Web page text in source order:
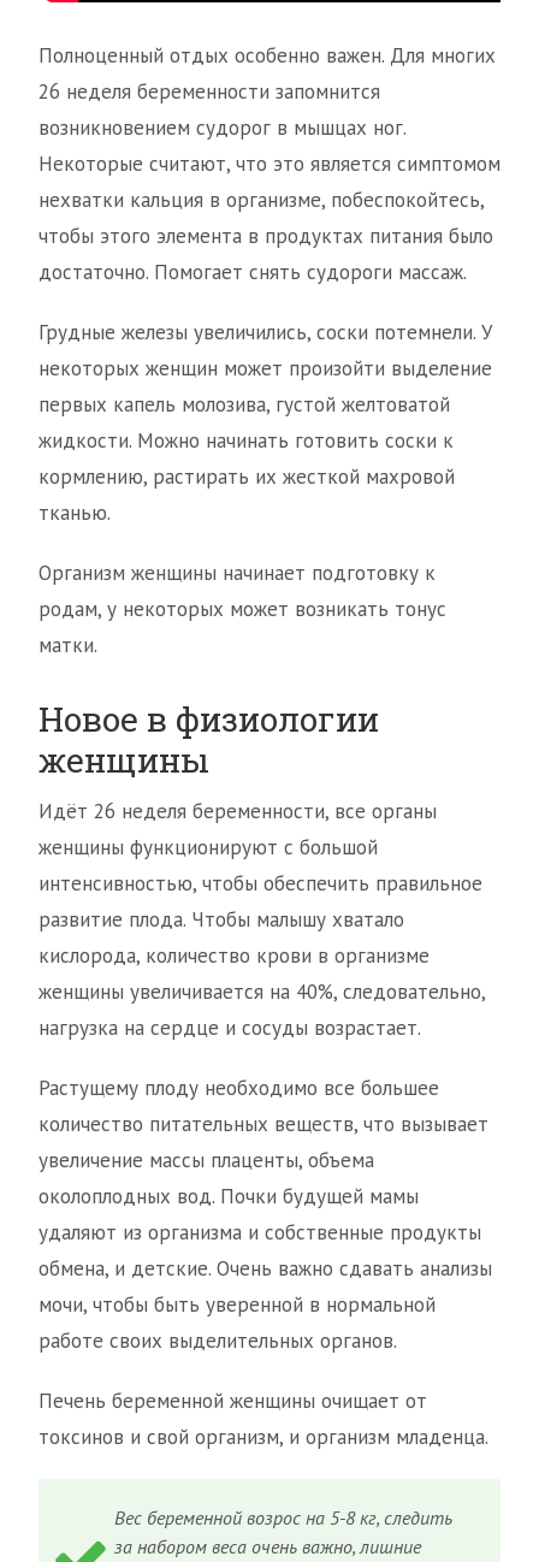
Полноценный отдых особенно важен. Для многих
26 неделя беременности запомнится
возникновением судорог в мышцах ног.
Некоторые считают, что это является симптомом
нехватки кальция в организме, побеспокойтесь,
чтобы этого элемента в продуктах питания было
достаточно. Помогает снять судороги массаж.
Грудные железы увеличились, соски потемнели. У
некоторых женщин может произойти выделение
первых капель молозива, густой желтоватой
жидкости. Можно начинать готовить соски к
кормлению, растирать их жесткой махровой
тканью.
Организм женщины начинает подготовку к
родам, у некоторых может возникать тонус
матки.
Новое в физиологии
женщины
Идёт 26 неделя беременности, все органы
женщины функционируют с большой
интенсивностью, чтобы обеспечить правильное
развитие плода. Чтобы малышу хватало
кислорода, количество крови в организме
женщины увеличивается на 40%, следовательно,
нагрузка на сердце и сосуды возрастает.
Растущему плоду необходимо все большее
количество питательных веществ, что вызывает
увеличение массы плаценты, объема
околоплодных вод. Почки будущей мамы
удаляют из организма и собственные продукты
обмена, и детские. Очень важно сдавать анализы
мочи, чтобы быть уверенной в нормальной
работе своих выделительных органов.
Печень беременной женщины очищает от
токсинов и свой организм, и организм младенца.
Вес беременной возрос на 5-8 кг, следить
за набором веса очень важно, лишние